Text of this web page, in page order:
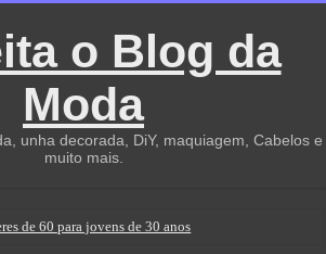
o Blog da
Moda
unha decorada, DiY, maquiagem, Cabelos e
muito mais.
de 60 para jovens de 30 anos